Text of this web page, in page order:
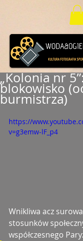
„Kolonia nr
blokowisko
burmistrza)
https://
v=g3emw-lF_p4
Wnikliwa acz
stosunków
współczesnego